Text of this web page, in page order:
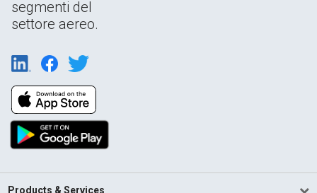
segmenti del
settore aereo.
Products & Services